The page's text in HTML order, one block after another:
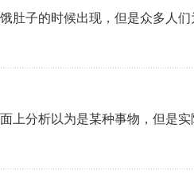
肚子的时候出现，但是众多人
上分析以为是某种事物，但是